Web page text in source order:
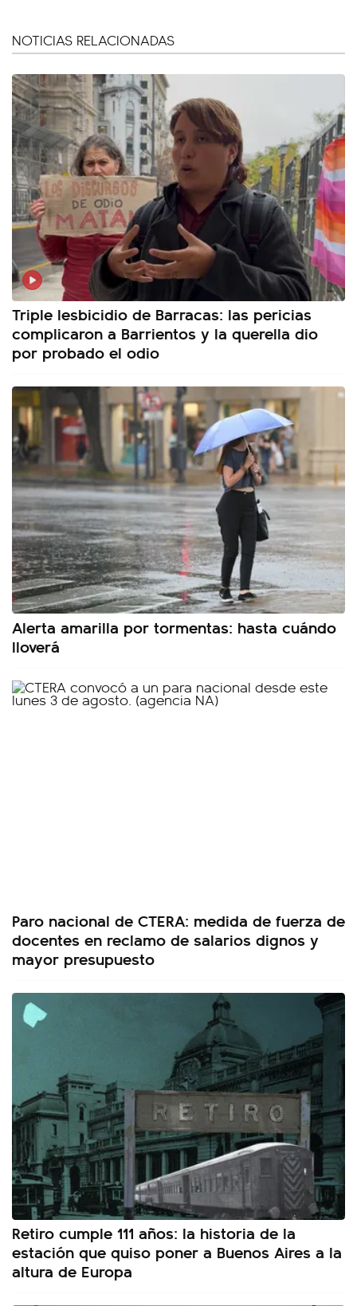
NOTICIAS RELACIONADAS
Triple lesbicidio de Barracas: las pericias
complicaron a Barrientos y la querella dio
por probado el odio
Alerta amarilla por tormentas: hasta cuándo
lloverá
Paro nacional de CTERA: medida de fuerza de
docentes en reclamo de salarios dignos y
mayor presupuesto
Retiro cumple 111 años: la historia de la
estación que quiso poner a Buenos Aires a la
altura de Europa